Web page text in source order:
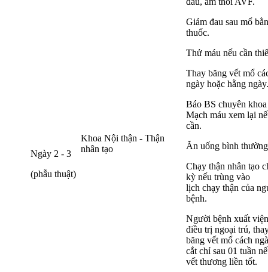
Ngày 2 - 3
(phẫu thuật)
Khoa Nội thận - Thận
nhân tạo
Giảm đau sau mổ
thuốc.
Thử máu nếu cần
Thay băng vết mổ
ngày hoặc hằng ngày.
Báo BS chuyên khoa
Mạch máu xem lại
cần.
Ăn uống bình
Chạy thận nhân tạo
kỳ nếu trùng vào
lịch chạy thận của
bệnh.
Người bệnh xuất viện
điều trị ngoại trú,
băng vết mổ cách
cắt chỉ sau 01 tuần
vết thương liền tốt.